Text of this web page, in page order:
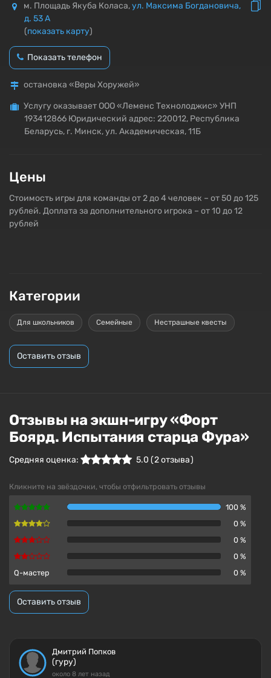
м. Площадь Якуба Коласа,ул. Максима Богдановича,
д. 53 А
(показать карту)
Показать телефон
остановка «Веры Хоружей»
Услугу оказывает ООО «Леменс Технолоджис» УНП
193412866 Юридический адрес: 220012, Республика
Беларусь, г. Минск, ул. Академическая, 11Б
Цены
Стоимость игры для команды от 2 до 4 человек – от 50 до 125
рублей. Доплата за дополнительного игрока – от 10 до 12
рублей
Категории
Для школьников Семейные Нестрашные квесты
Оставить отзыв
Отзывы на экшн-игру «Форт
Боярд. Испытания старца Фура»
Средняя оценка: 5.0 (2отзыва )
Кликните на звёздочки, чтобы отфильтровать отзывы
100 %
0 %
0 %
0 %
Q-мастер
0 %
Оставить отзыв
Дмитрий Попков
(гуру)
около 8 лет назад